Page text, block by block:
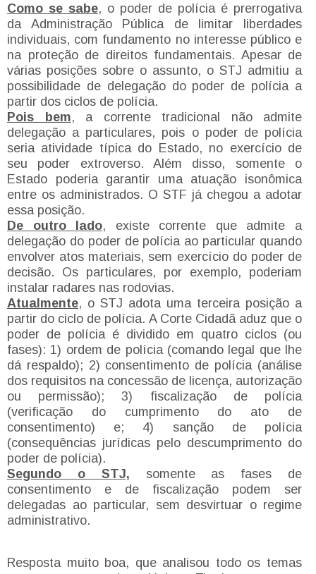
Como se sabe, o poder de polícia é prerrogativa
da Administração Pública de limitar liberdades
individuais, com fundamento no interesse público e
na proteção de direitos fundamentais. Apesar de
várias posições sobre o assunto, o STJ admitiu a
possibilidade de delegação do poder de polícia a
partir dos ciclos de polícia.
Pois bem, a corrente tradicional não admite
delegação a particulares, pois o poder de polícia
seria atividade típica do Estado, no exercício de
seu poder extroverso. Além disso, somente o
Estado poderia garantir uma atuação isonômica
entre os administrados. O STF já chegou a adotar
essa posição.
De outro lado, existe corrente que admite a
delegação do poder de polícia ao particular quando
envolver atos materiais, sem exercício do poder de
decisão. Os particulares, por exemplo, poderiam
instalar radares nas rodovias.
Atualmente, o STJ adota uma terceira posição a
partir do ciclo de polícia. A Corte Cidadã aduz que o
poder de polícia é dividido em quatro ciclos (ou
fases): 1) ordem de polícia (comando legal que lhe
dá respaldo); 2) consentimento de polícia (análise
dos requisitos na concessão de licença, autorização
ou permissão); 3) fiscalização de polícia
(verificação do cumprimento do ato de
consentimento) e; 4) sanção de polícia
(consequências jurídicas pelo descumprimento do
poder de polícia).
Segundo o STJ, somente as fases de
consentimento e de fiscalização podem ser
delegadas ao particular, sem desvirtuar o regime
administrativo.
Resposta muito boa, que analisou todo os temas